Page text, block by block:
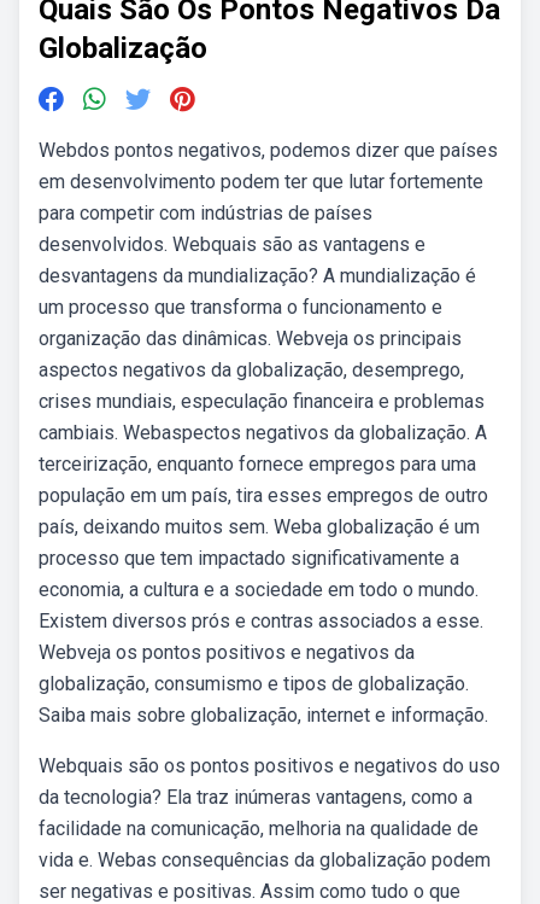
Quais São Os Pontos Negativos Da
Globalização
Webdos pontos negativos, podemos dizer que países
em desenvolvimento podem ter que lutar fortemente
para competir com indústrias de países
desenvolvidos. Webquais são as vantagens e
desvantagens da mundialização? A mundialização é
um processo que transforma o funcionamento e
organização das dinâmicas. Webveja os principais
aspectos negativos da globalização, desemprego,
crises mundiais, especulação financeira e problemas
cambiais. Webaspectos negativos da globalização. A
terceirização, enquanto fornece empregos para uma
população em um país, tira esses empregos de outro
país, deixando muitos sem. Weba globalização é um
processo que tem impactado significativamente a
economia, a cultura e a sociedade em todo o mundo.
Existem diversos prós e contras associados a esse.
Webveja os pontos positivos e negativos da
globalização, consumismo e tipos de globalização.
Saiba mais sobre globalização, internet e informação.
Webquais são os pontos positivos e negativos do uso
da tecnologia? Ela traz inúmeras vantagens, como a
facilidade na comunicação, melhoria na qualidade de
vida e. Webas consequências da globalização podem
ser negativas e positivas. Assim como tudo o que